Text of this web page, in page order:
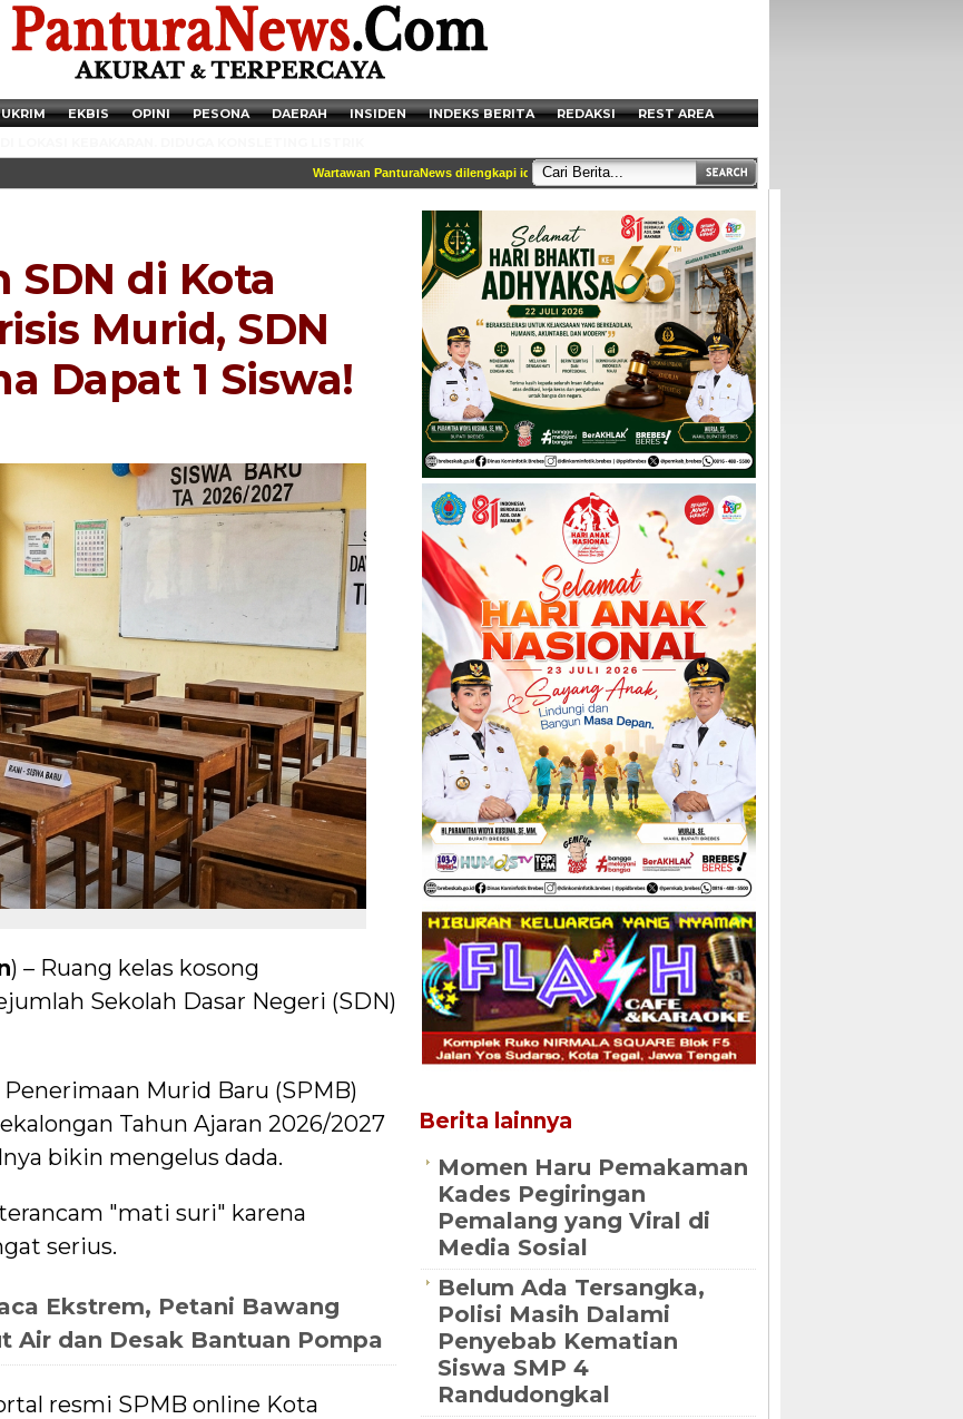
EKBIS OPINI PESONA DAERAH INSIDEN INDEKS BERITA REDAKSI
REST AREA
Wartawan PanturaNews dilengkapi identitas dan tercantum di box redaksi || Akses Kami di Handphone anda
Newsticker - 14:41:41 Miris, Puluhan Remaja hingga Anak SD Terjaring
SDN di Kota
Murid, SDN
Dapat 1 Siswa!
) – Ruang kelas kosong
Sekolah Dasar Negeri (SDN)
Murid Baru (SPMB)
Tahun Ajaran 2026/2027
bikin mengelus dada.
"mati suri" karena
serius.
Ekstrem, Petani Bawang
Air dan Desak Bantuan Pompa
resmi SPMB online Kota
Berita lainnya
Momen Haru Pemakaman
Kades Pegiringan
Pemalang yang Viral di
Media Sosial
Belum Ada Tersangka,
Polisi Masih Dalami
Penyebab Kematian
Siswa SMP 4
Randudongkal